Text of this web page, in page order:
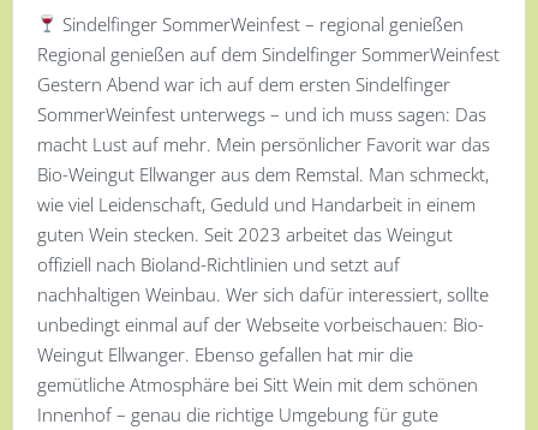
Sindelfinger SommerWeinfest – regional genießen
Regional genießen auf dem Sindelfinger SommerWeinfest
Gestern Abend war ich auf dem ersten Sindelfinger
SommerWeinfest unterwegs – und ich muss sagen: Das
macht Lust auf mehr. Mein persönlicher Favorit war das
Bio-Weingut Ellwanger aus dem Remstal. Man schmeckt,
wie viel Leidenschaft, Geduld und Handarbeit in einem
guten Wein stecken. Seit 2023 arbeitet das Weingut
offiziell nach Bioland-Richtlinien und setzt auf
nachhaltigen Weinbau. Wer sich dafür interessiert, sollte
unbedingt einmal auf der Webseite vorbeischauen: Bio-
Weingut Ellwanger. Ebenso gefallen hat mir die
gemütliche Atmosphäre bei Sitt Wein mit dem schönen
Innenhof – genau die richtige Umgebung für gute